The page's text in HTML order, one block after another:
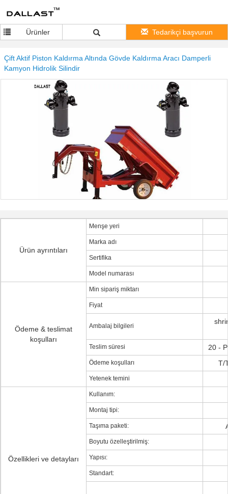
Ürünler Tedarikçi başvurun
Çift Aktif Piston Kaldırma Altında Gövde Kaldırma Aracı Damperli
Kamyon Hidrolik Silindir
Ürün ayrıntıları
Menşe yeri
Marka adı
Sertifika
Model numarası
Ödeme & teslimat
koşulları
Min sipariş miktarı
Fiyat
Ambalaj bilgileri
Teslim süresi 20 -
Ödeme koşulları T/
Yetenek temini
Özellikleri ve detayları
Kullanım:
Montaj tipi:
Taşıma paketi:
Boyutu özelleştirilmiş:
Yapısı:
Standart: